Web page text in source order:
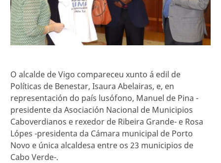
O alcalde de Vigo compareceu xunto á edil de
Políticas de Benestar, Isaura Abelairas, e, en
representación do país lusófono, Manuel de Pina -
presidente da Asociación Nacional de Municipios
Caboverdianos e rexedor de Ribeira Grande- e Rosa
Lópes -presidenta da Cámara municipal de Porto
Novo e única alcaldesa entre os 23 municipios de
Cabo Verde-.